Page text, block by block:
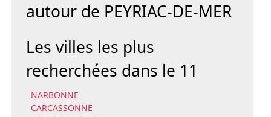
autour de PEYRIAC-DE-MER
Les villes les plus
recherchées dans le 11
NARBONNE
CARCASSONNE